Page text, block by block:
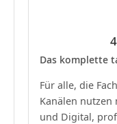
Das komplette
Für alle, die
Kanälen nutzen
und Digital,